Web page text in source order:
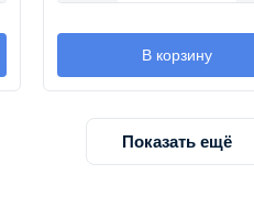
В корзину
Показать ещё